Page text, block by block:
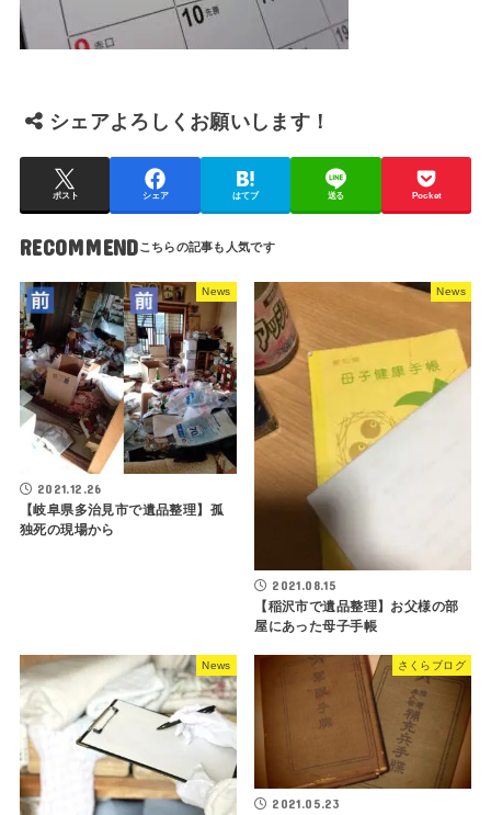
シェアよろしくお願いします！
ポスト シェア はてブ 送る Pocket
RECOMMEND
News
2021.12.26
【岐阜県多治見市で遺品整理】孤
独死の現場から
News
2021.08.15
【稲沢市で遺品整理】お父様の部
屋にあった母子手帳
News さくらブログ
2021.05.23